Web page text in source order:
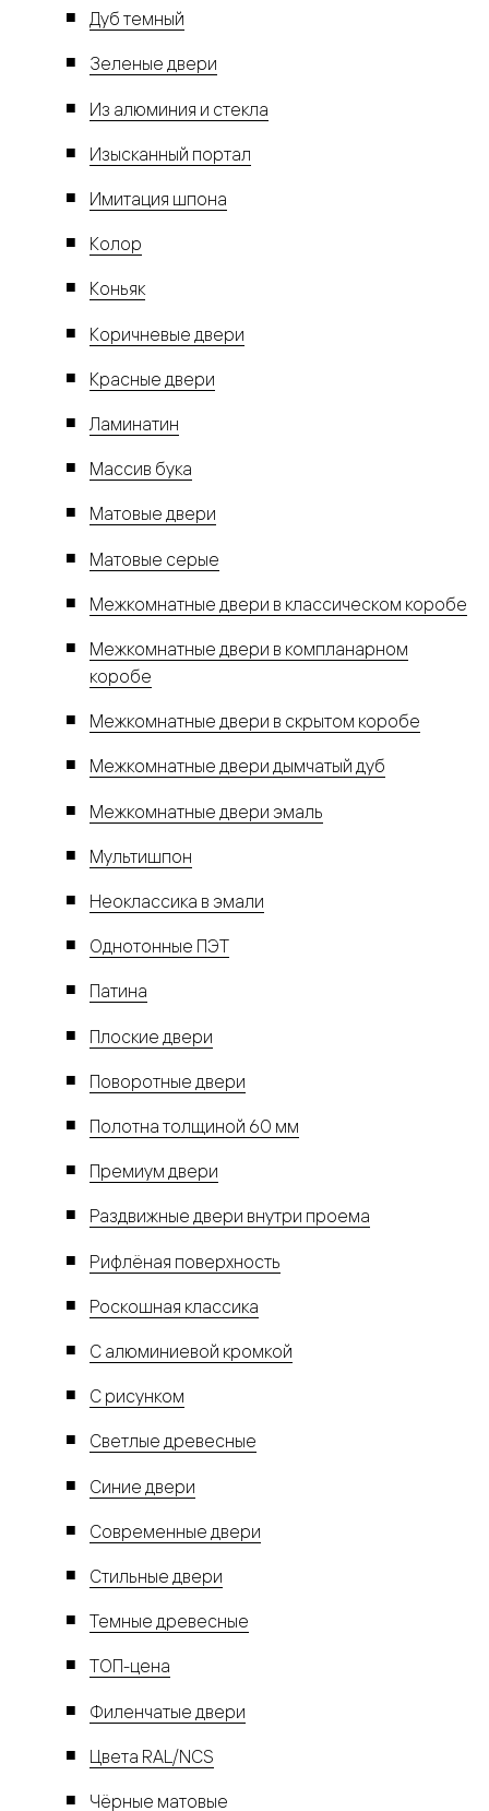
Дуб темный
Зеленые двери
Из алюминия и стекла
Изысканный портал
Имитация шпона
Колор
Коньяк
Коричневые двери
Красные двери
Ламинатин
Массив бука
Матовые двери
Матовые серые
Межкомнатные двери в классическом коробе
Межкомнатные двери в компланарном
коробе
Межкомнатные двери в скрытом коробе
Межкомнатные двери дымчатый дуб
Межкомнатные двери эмаль
Мультишпон
Неоклассика в эмали
Однотонные ПЭТ
Патина
Плоские двери
Поворотные двери
Полотна толщиной 60 мм
Премиум двери
Раздвижные двери внутри проема
Рифлёная поверхность
Роскошная классика
С алюминиевой кромкой
С рисунком
Светлые древесные
Синие двери
Современные двери
Стильные двери
Темные древесные
ТОП-цена
Филенчатые двери
Цвета RAL/NCS
Чёрные матовые